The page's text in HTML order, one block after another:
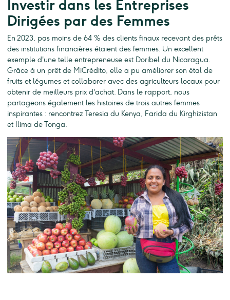
Investir dans les Entreprises
Dirigées par des Femmes
En 2023, pas moins de 64 % des clients finaux recevant des prêts
des institutions financières étaient des femmes. Un excellent
exemple d'une telle entrepreneuse est Doribel du Nicaragua.
Grâce à un prêt de MiCrédito, elle a pu améliorer son étal de
fruits et légumes et collaborer avec des agriculteurs locaux pour
obtenir de meilleurs prix d'achat. Dans le rapport, nous
partageons également les histoires de trois autres femmes
inspirantes : rencontrez Teresia du Kenya, Farida du Kirghizistan
et Ilima de Tonga.